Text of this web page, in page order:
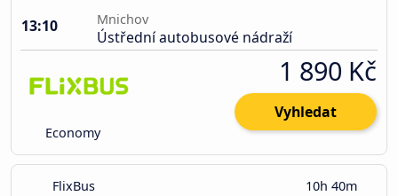
13:10
Mnichov
Ústřední autobusové nádraží
Economy
1 890 Kč
Vyhledat
FlixBus 10h 40m